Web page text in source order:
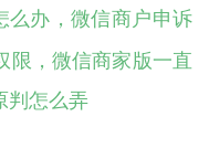
么办，微信商户申诉
限，微信商家版一直
判怎么弄